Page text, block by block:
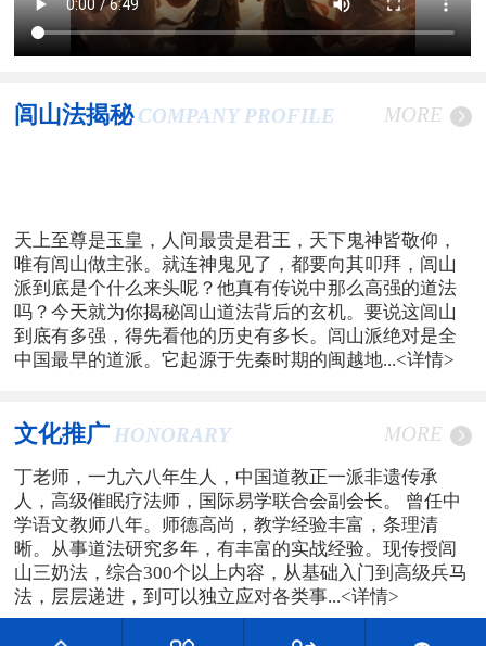
闾山法揭秘 COMPANY PROFILE MORE
天上至尊是玉皇，人间最贵是君王，天下鬼神皆敬仰，
唯有闾山做主张。就连神鬼见了，都要向其叩拜，闾山
派到底是个什么来头呢？他真有传说中那么高强的道法
吗？今天就为你揭秘闾山道法背后的玄机。要说这闾山
到底有多强，得先看他的历史有多长。闾山派绝对是全
中国最早的道派。它起源于先秦时期的闽越地...<详情>
文化推广 HONORARY MORE
丁老师，一九六八年生人，中国道教正一派非遗传承
人，高级催眠疗法师，国际易学联合会副会长。 曾任中
学语文教师八年。师德高尚，教学经验丰富，条理清
晰。从事道法研究多年，有丰富的实战经验。现传授闾
山三奶法，综合300个以上内容，从基础入门到高级兵马
法，层层递进，到可以独立应对各类事...<详情>